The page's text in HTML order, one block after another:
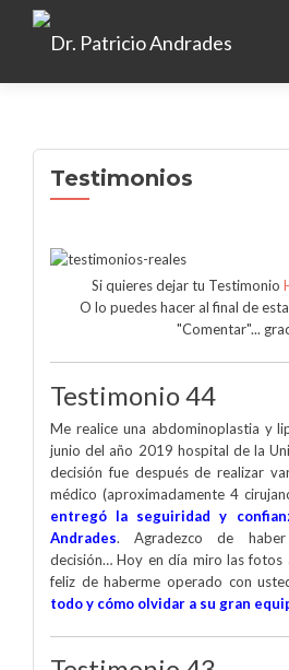
Testimonios
Si quieres dejar tu Testimonio
O lo puedes hacer al final de
"Comentar"...
Testimonio 44
Me realice una abdominoplastia y
junio del año 2019 hospital de la
decisión fue después de realizar
médico (aproximadamente 4
entregó la seguiridad y
Andrades. Agradezco de
decisión… Hoy en día miro las
feliz de haberme operado con
todo y cómo olvidar a su gran